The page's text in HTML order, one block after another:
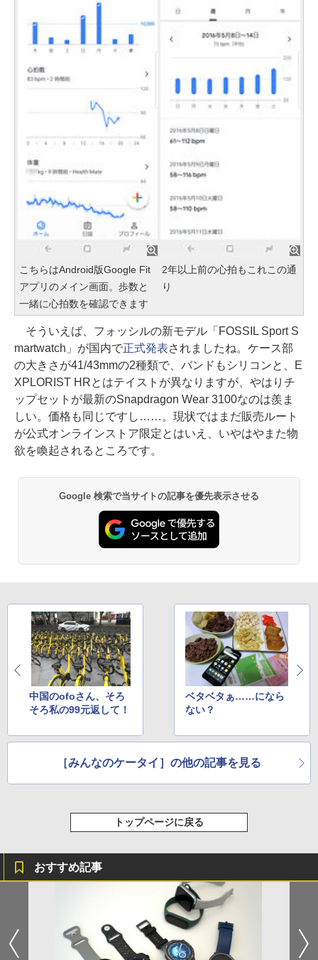
こちらはAndroid版Google Fit
アプリのメイン画面。歩数と
一緒に心拍数を確認できます
2年以上前の心拍もこれこの通
り
そういえば、フォッシルの新モデル「FOSSIL Sport S
martwatch」が国内で正式発表されましたね。ケース部
の大きさが41/43mmの2種類で、バンドもシリコンと、E
XPLORIST HRとはテイストが異なりますが、やはりチ
ップセットが最新のSnapdragon Wear 3100なのは羨ま
しい。価格も同じですし……。現状ではまだ販売ルート
が公式オンラインストア限定とはいえ、いやはやまた物
欲を喚起されるところです。
Google 検索で当サイトの記事を優先表示させる
中国のofoさん、そろ
そろ私の99元返して！
ベタベタぁ……になら
ない？
［みんなのケータイ］の他の記事を見る
トップページに戻る
おすすめ記事